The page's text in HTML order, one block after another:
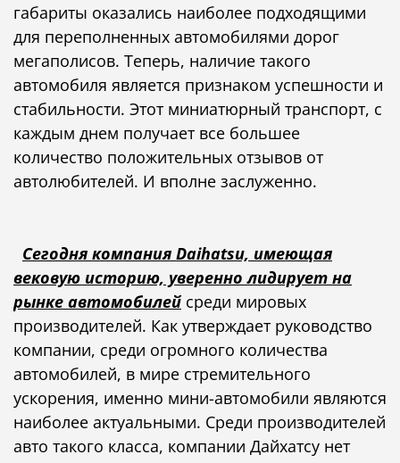
габариты оказались наиболее подходящими
для переполненных автомобилями дорог
мегаполисов. Теперь, наличие такого
автомобиля является признаком успешности и
стабильности. Этот миниатюрный транспорт, с
каждым днем получает все большее
количество положительных отзывов от
автолюбителей. И вполне заслуженно.
Сегодня компания Daihatsu, имеющая
вековую историю, уверенно лидирует на
рынке автомобилейсреди мировых
производителей. Как утверждает руководство
компании, среди огромного количества
автомобилей, в мире стремительного
ускорения, именно мини-автомобили являются
наиболее актуальными. Среди производителей
авто такого класса, компании Дайхатсу нет